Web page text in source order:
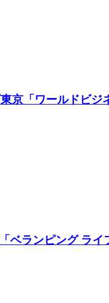
京「ワールドビジ
ランピング ライ